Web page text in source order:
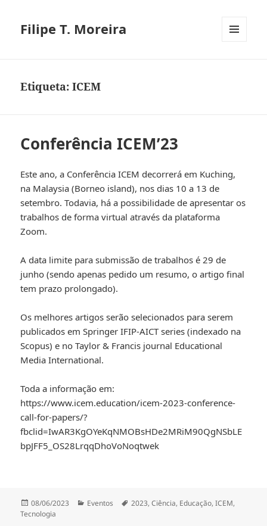
Filipe T. Moreira
Etiqueta:ICEM
Conferência ICEM’23
Este ano, a Conferência ICEM decorrerá em Kuching,
na Malaysia (Borneo island), nos dias 10 a 13 de
setembro. Todavia, há a possibilidade de apresentar os
trabalhos de forma virtual através da plataforma
Zoom.
A data limite para submissão de trabalhos é 29 de
junho (sendo apenas pedido um resumo, o artigo final
tem prazo prolongado).
Os melhores artigos serão selecionados para serem
publicados em Springer IFIP-AICT series (indexado na
Scopus) e no Taylor & Francis journal Educational
Media International.
Toda a informação em:
https://www.icem.education/icem-2023-conference-
call-for-papers/?
fbclid=IwAR3KgOYeKqNMOBsHDe2MRiM90QgNSbLE
bpJFF5_OS28LrqqDhoVoNoqtwek
Publicado
a
08/06/2023 Categorias
Eventos Etiquetas
2023,Ciência, Educação,ICEM,
Tecnologia